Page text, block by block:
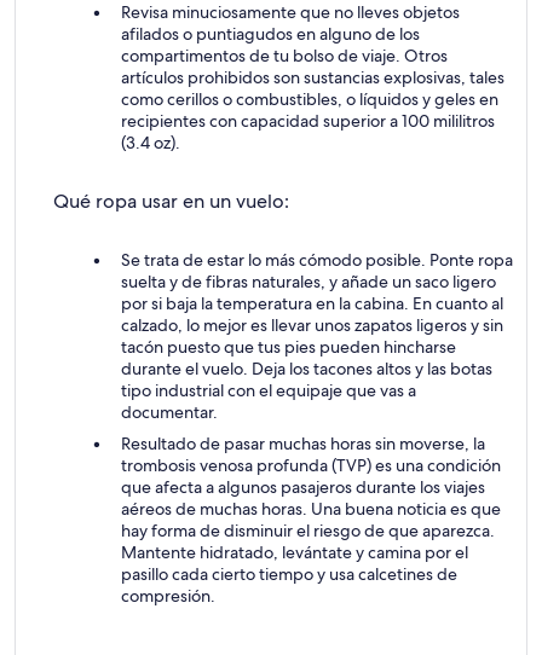
Revisa minuciosamente que no lleves objetos
afilados o puntiagudos en alguno de los
compartimentos de tu bolso de viaje. Otros
artículos prohibidos son sustancias explosivas, tales
como cerillos o combustibles, o líquidos y geles en
recipientes con capacidad superior a 100 mililitros
(3.4 oz).
Qué ropa usar en un vuelo:
Se trata de estar lo más cómodo posible. Ponte ropa
suelta y de fibras naturales, y añade un saco ligero
por si baja la temperatura en la cabina. En cuanto al
calzado, lo mejor es llevar unos zapatos ligeros y sin
tacón puesto que tus pies pueden hincharse
durante el vuelo. Deja los tacones altos y las botas
tipo industrial con el equipaje que vas a
documentar.
Resultado de pasar muchas horas sin moverse, la
trombosis venosa profunda (TVP) es una condición
que afecta a algunos pasajeros durante los viajes
aéreos de muchas horas. Una buena noticia es que
hay forma de disminuir el riesgo de que aparezca.
Mantente hidratado, levántate y camina por el
pasillo cada cierto tiempo y usa calcetines de
compresión.